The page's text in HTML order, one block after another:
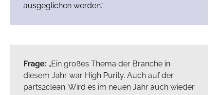
ausgeglichen werden.“
Frage: „Ein großes Thema der Branche in
diesem Jahr war High Purity. Auch auf der
parts2clean. Wird es im neuen Jahr auch wieder